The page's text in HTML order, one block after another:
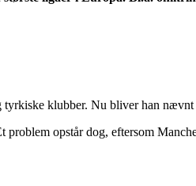
tyrkiske klubber. Nu bliver han nævnt
problem opstår dog, eftersom